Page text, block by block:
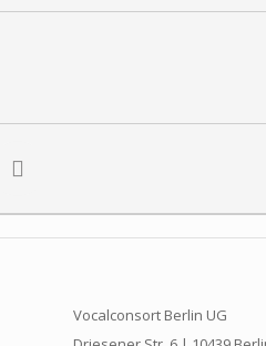
Vocalconsort Berlin UG